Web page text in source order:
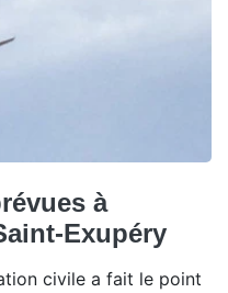
à
Exupéry
civile a fait le point